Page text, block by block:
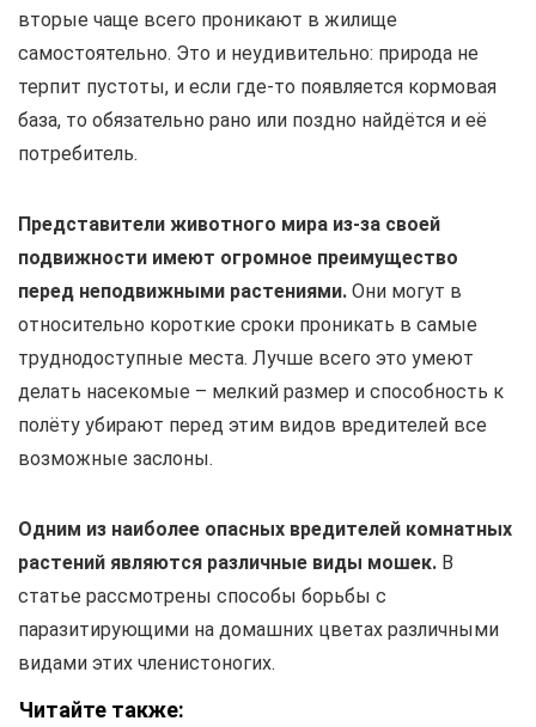
вторые чаще всего проникают в жилище
самостоятельно. Это и неудивительно: природа не
терпит пустоты, и если где-то появляется кормовая
база, то обязательно рано или поздно найдётся и её
потребитель.
Представители животного мира из-за своей
подвижности имеют огромное преимущество
перед неподвижными растениями. Они могут в
относительно короткие сроки проникать в самые
труднодоступные места. Лучше всего это умеют
делать насекомые – мелкий размер и способность к
полёту убирают перед этим видов вредителей все
возможные заслоны.
Одним из наиболее опасных вредителей комнатных
растений являются различные виды мошек. В
статье рассмотрены способы борьбы с
паразитирующими на домашних цветах различными
видами этих членистоногих.
Читайте также: